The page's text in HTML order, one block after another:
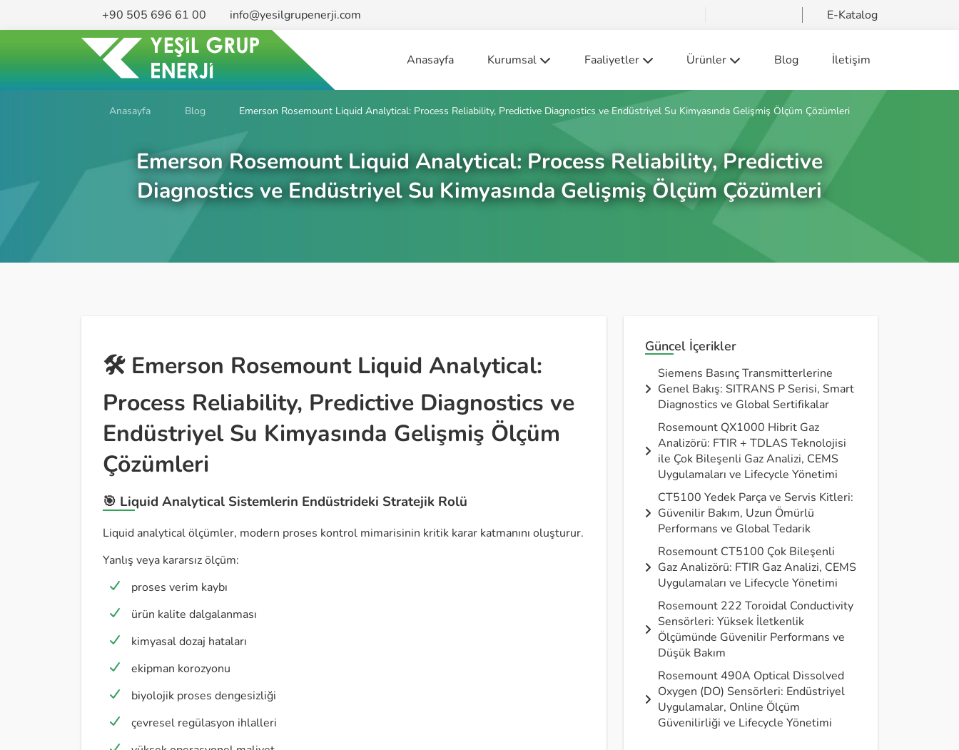
+90 505 696 61 00 info@yesilgrupenerji.com E-Katalog
Anasayfa
Kurumsal
Biz Kimiz?
Misyon - Vizyon
Sertifikalar
Faaliyetler
Enerji Sistemleri Projelendirme ve Taahhüt (EPC) Hizmetleri
Tesis İşletme Sorumluluğu
Ürünler
Yüksek Gerilim Ekipmanları
Orta Gerilim Ekipmanlar
Alçak Gerilim Ekipmanları
Endüstriyel Enstrüman
Blog İletişim
Emerson Rosemount Liquid Analytical: Process Reliability, Predictive
Diagnostics ve Endüstriyel Su Kimyasında Gelişmiş Ölçüm Çözümleri
Anasayfa Blog Emerson Rosemount Liquid Analytical: Process Reliability, Predictive Diagnostics ve Endüstriyel Su Kimyasında Gelişmiş Ölçüm Çözümleri
🛠️ Emerson Rosemount Liquid Analytical:
Process Reliability, Predictive Diagnostics ve
Endüstriyel Su Kimyasında Gelişmiş Ölçüm
Çözümleri
🎯 Liquid Analytical Sistemlerin Endüstrideki Stratejik Rolü
Liquid analytical ölçümler, modern proses kontrol mimarisinin kritik karar katmanını oluşturur.
Yanlış veya kararsız ölçüm:
proses verim kaybı
ürün kalite dalgalanması
kimyasal dozaj hataları
ekipman korozyonu
biyolojik proses dengesizliği
çevresel regülasyon ihlalleri
Güncel İçerikler
Siemens Basınç Transmitterlerine
Genel Bakış: SITRANS P Serisi, Smart
Diagnostics ve Global Sertifikalar
Rosemount QX1000 Hibrit Gaz
Analizörü: FTIR + TDLAS Teknolojisi
ile Çok Bileşenli Gaz Analizi, CEMS
Uygulamaları ve Lifecycle Yönetimi
CT5100 Yedek Parça ve Servis Kitleri:
Güvenilir Bakım, Uzun Ömürlü
Performans ve Global Tedarik
Rosemount CT5100 Çok Bileşenli
Gaz Analizörü: FTIR Gaz Analizi, CEMS
Uygulamaları ve Lifecycle Yönetimi
Rosemount 222 Toroidal Conductivity
Sensörleri: Yüksek İletkenlik
Ölçümünde Güvenilir Performans ve
Düşük Bakım
Rosemount 490A Optical Dissolved
Oxygen (DO) Sensörleri: Endüstriyel
Uygulamalar, Online Ölçüm
Güvenilirliği ve Lifecycle Yönetimi